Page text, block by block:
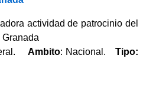
actividad de patrocinio del
Ambito: Nacional.Tipo: